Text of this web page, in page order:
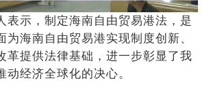
示，制定海南自由贸易港法，是
为海南自由贸易港实现制度创新、
革提供法律基础，进一步彰显了我
动经济全球化的决心。